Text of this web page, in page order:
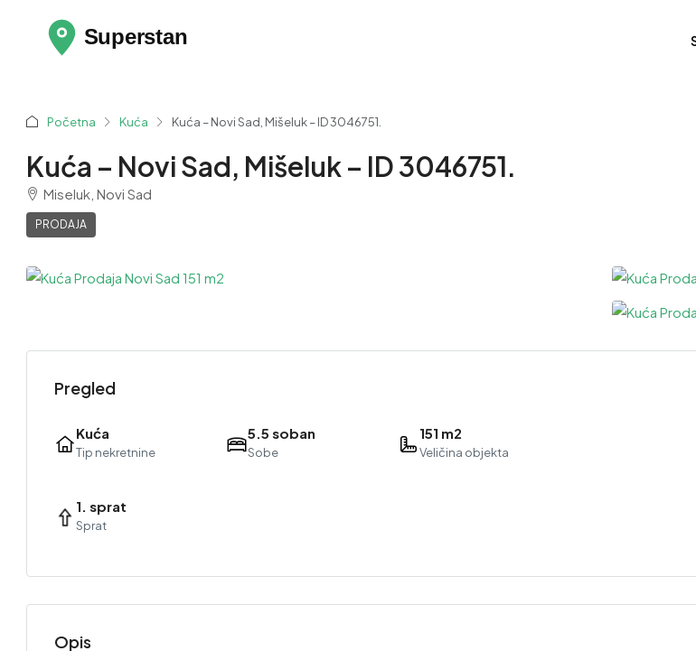
Početna Kuća Kuća – Novi Sad, Mišeluk – ID 3046751.
Kuća – Novi Sad, Mišeluk – ID 3046751.
Miseluk, Novi Sad
PRODAJA
Pregled
Kuća
Tip nekretnine
5.5 soban
Sobe
151 m2
Veličina objekta
1. sprat
Sprat
Opis